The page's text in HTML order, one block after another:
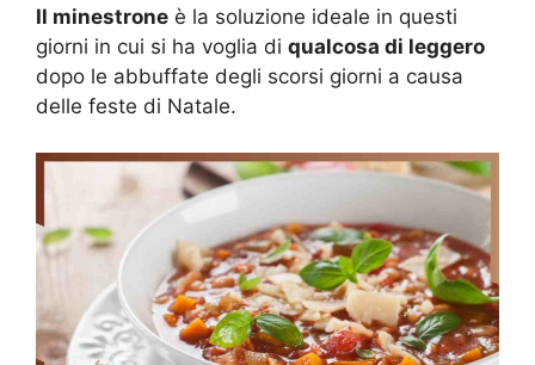
Il minestrone è la soluzione ideale in questi
giorni in cui si ha voglia di qualcosa di leggero
dopo le abbuffate degli scorsi giorni a causa
delle feste di Natale.